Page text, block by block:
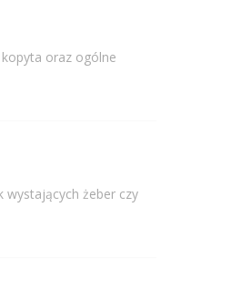
oraz ogólne
wystających żeber czy